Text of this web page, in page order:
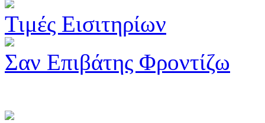
Τιμές Εισιτηρίων
Σαν Επιβάτης Φροντίζω